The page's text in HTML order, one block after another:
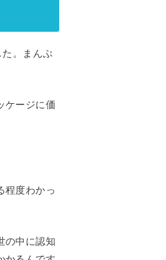
。まんぷ
ケージに価
程度わかっ
の中に認知